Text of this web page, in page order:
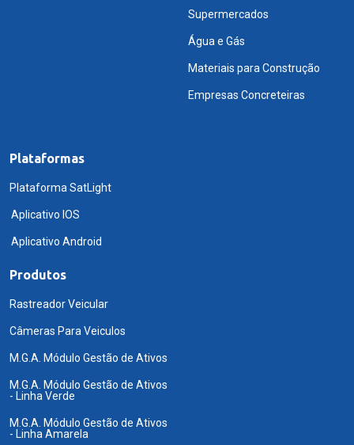
Supermercados
Água e Gás
Materiais para Construção
Empresas Concreteiras
Plataformas
Plataforma SatLight
Aplicativo IOS
Aplicativo Android
Produtos
Rastreador Veicular
Câmeras Para Veiculos
M.G.A. Módulo Gestão de Ativos
M.G.A. Módulo Gestão de Ativos
- Linha Verde
M.G.A. Módulo Gestão de Ativos
- Linha Amarela